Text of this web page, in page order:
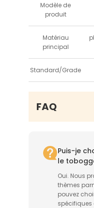
Modèle de
produit
Matériau
principal
Standard/Grade
FAQ
Puis-je
le
Oui. Nous
thèmes
pouvez
spécifiques